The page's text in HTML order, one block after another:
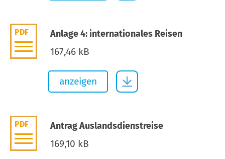
PDF Anlage 4: internationales Reisen
167,46 kB
anzeigen
PDF Antrag Auslandsdienstreise
169,10 kB